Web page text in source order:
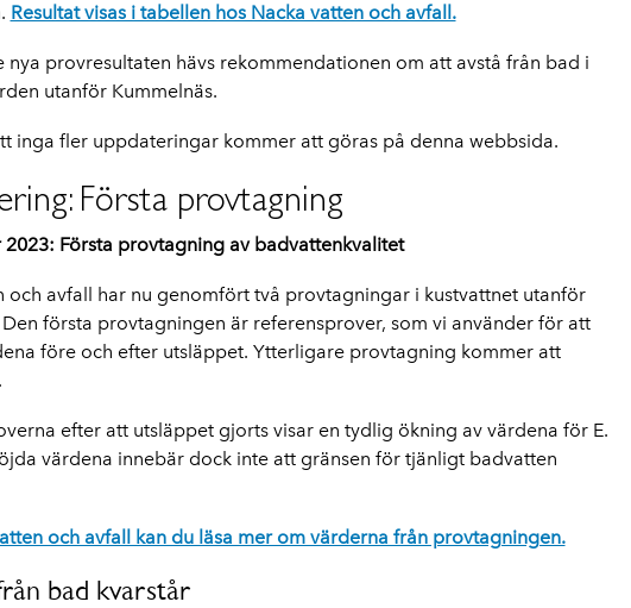
Resultat visas i tabellen hos Nacka vatten och avfall.
nya provresultaten hävs rekommendationen om att avstå från bad i
utanför Kummelnäs.
inga fler uppdateringar kommer att göras på denna webbsida.
Första provtagning
2023: Första provtagning av badvattenkvalitet
och avfall har nu genomfört två provtagningar i kustvattnet utanför
Den första provtagningen är referensprover, som vi använder för att
före och efter utsläppet. Ytterligare provtagning kommer att
efter att utsläppet gjorts visar en tydlig ökning av värdena för E.
värdena innebär dock inte att gränsen för tjänligt badvatten
och avfall kan du läsa mer om värderna från provtagningen.
bad kvarstår